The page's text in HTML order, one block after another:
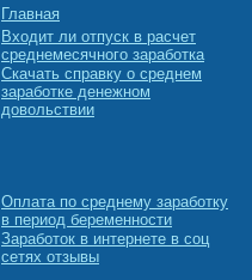
Главная
Входит ли отпуск в расчет
среднемесячного заработка
Скачать справку о среднем
заработке денежном
довольствии
Оплата по среднему заработку
в период беременности
Заработок в интернете в соц
сетях отзывы